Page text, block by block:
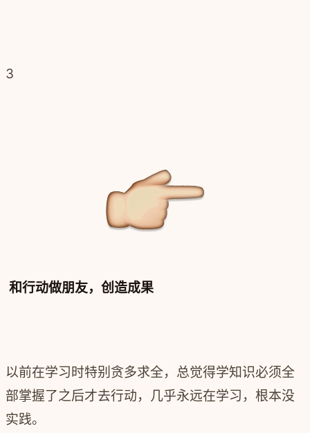
3
和行动做朋友，创造成果
以前在学习时特别贪多求全，总觉得学知识必须全
部掌握了之后才去行动，几乎永远在学习，根本没
实践。